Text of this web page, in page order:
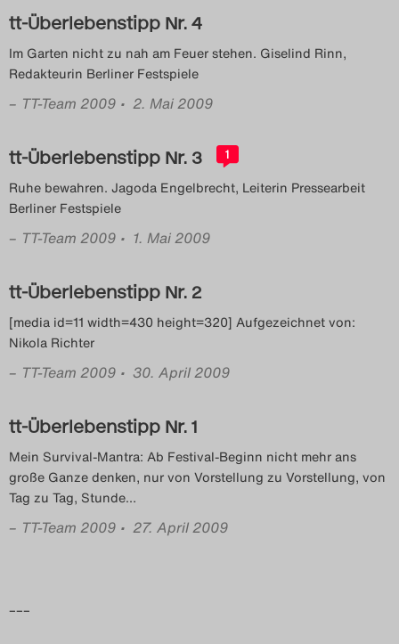
tt-Überlebenstipp Nr. 4
Im Garten nicht zu nah am Feuer stehen. Giselind Rinn,
Redakteurin Berliner Festspiele
– TT-Team 2009 • 2. Mai 2009
tt-Überlebenstipp Nr. 3 1
Ruhe bewahren. Jagoda Engelbrecht, Leiterin Pressearbeit
Berliner Festspiele
– TT-Team 2009 • 1. Mai 2009
tt-Überlebenstipp Nr. 2
[media id=11 width=430 height=320] Aufgezeichnet von:
Nikola Richter
– TT-Team 2009 • 30. April 2009
tt-Überlebenstipp Nr. 1
Mein Survival-Mantra: Ab Festival-Beginn nicht mehr ans
große Ganze denken, nur von Vorstellung zu Vorstellung, von
Tag zu Tag, Stunde…
– TT-Team 2009 • 27. April 2009
–––